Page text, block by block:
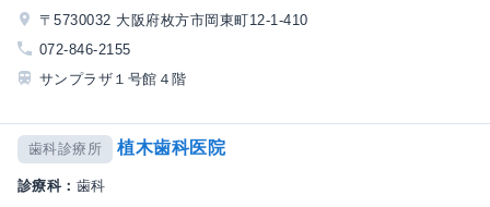
〒5730032 大阪府枚方市岡東町12-1-410
072-846-2155
サンプラザ１号館４階
歯科診療所 植木歯科医院
診療科： 歯科